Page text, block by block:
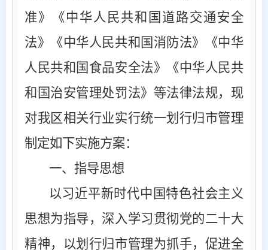
准》《中华人民共和国道路交通安全
法》《中华人民共和国消防法》《中华
人民共和国食品安全法》《中华人民共
和国治安管理处罚法》等法律法规，现
对我区相关行业实行统一划行归市管理
制定如下实施方案：
一、指导思想
以习近平新时代中国特色社会主义
思想为指导，深入学习贯彻党的二十大
精神，以划行归市管理为抓手，促进全